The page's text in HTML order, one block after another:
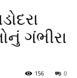
ગંભીરા
0
156